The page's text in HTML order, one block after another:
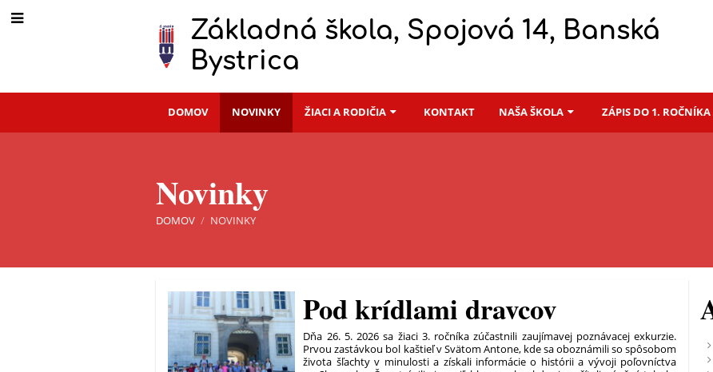
Základná škola, Spojová 14, Banská
Bystrica
DOMOV NOVINKY ŽIACI A RODIČIA KONTAKT NAŠA ŠKOLA ZÁPIS DO 1. ROČNÍKA
Novinky
DOMOV / NOVINKY
Novinky Pod krídlami dravcov
Dňa 26. 5. 2026 sa žiaci 3. ročníka zúčastnili zaujímavej poznávacej exkurzie.
Prvou zastávkou bol kaštieľ v Svätom Antone, kde sa oboznámili so spôsobom
života šľachty v minulosti a získali informácie o histórii a vývoji poľovníctva